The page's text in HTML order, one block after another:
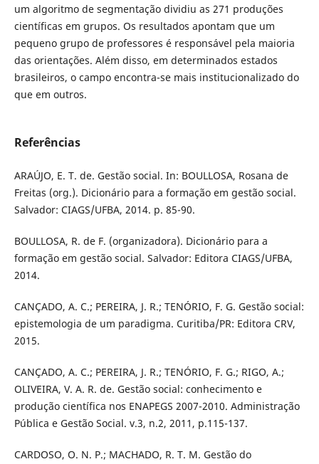
um algoritmo de segmentação dividiu as 271 produções
científicas em grupos. Os resultados apontam que um
pequeno grupo de professores é responsável pela maioria
das orientações. Além disso, em determinados estados
brasileiros, o campo encontra-se mais institucionalizado do
que em outros.
Referências
ARAÚJO, E. T. de. Gestão social. In: BOULLOSA, Rosana de
Freitas (org.). Dicionário para a formação em gestão social.
Salvador: CIAGS/UFBA, 2014. p. 85-90.
BOULLOSA, R. de F. (organizadora). Dicionário para a
formação em gestão social. Salvador: Editora CIAGS/UFBA,
2014.
CANÇADO, A. C.; PEREIRA, J. R.; TENÓRIO, F. G. Gestão social:
epistemologia de um paradigma. Curitiba/PR: Editora CRV,
2015.
CANÇADO, A. C.; PEREIRA, J. R.; TENÓRIO, F. G.; RIGO, A.;
OLIVEIRA, V. A. R. de. Gestão social: conhecimento e
produção científica nos ENAPEGS 2007-2010. Administração
Pública e Gestão Social. v.3, n.2, 2011, p.115-137.
CARDOSO, O. N. P.; MACHADO, R. T. M. Gestão do